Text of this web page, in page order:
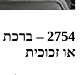
2754 –
או זכוכית